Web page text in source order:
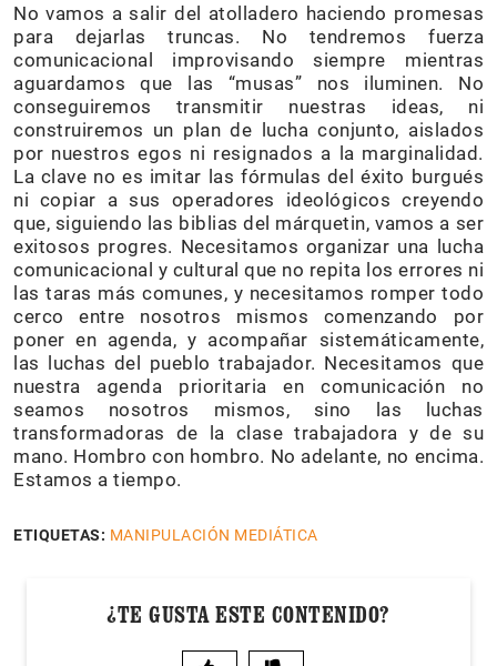
No vamos a salir del atolladero haciendo promesas
para dejarlas truncas. No tendremos fuerza
comunicacional improvisando siempre mientras
aguardamos que las “musas” nos iluminen. No
conseguiremos transmitir nuestras ideas, ni
construiremos un plan de lucha conjunto, aislados
por nuestros egos ni resignados a la marginalidad.
La clave no es imitar las fórmulas del éxito burgués
ni copiar a sus operadores ideológicos creyendo
que, siguiendo las biblias del márquetin, vamos a ser
exitosos progres. Necesitamos organizar una lucha
comunicacional y cultural que no repita los errores ni
las taras más comunes, y necesitamos romper todo
cerco entre nosotros mismos comenzando por
poner en agenda, y acompañar sistemáticamente,
las luchas del pueblo trabajador. Necesitamos que
nuestra agenda prioritaria en comunicación no
seamos nosotros mismos, sino las luchas
transformadoras de la clase trabajadora y de su
mano. Hombro con hombro. No adelante, no encima.
Estamos a tiempo.
ETIQUETAS: MANIPULACIÓN MEDIÁTICA
¿TE GUSTA ESTE CONTENIDO?